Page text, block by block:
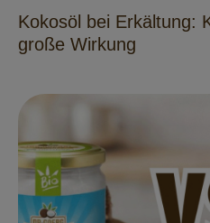
Kokosöl bei Erkältung:
große Wirkung